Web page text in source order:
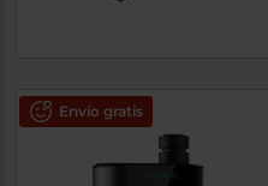
Envío gratis